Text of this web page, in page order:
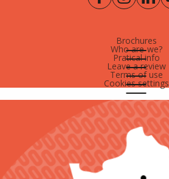
Brochures
Who are-we?
Pratical info
Leave a review
Terms of use
Cookies settings